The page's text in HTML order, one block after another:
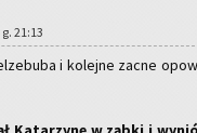
21:13
i ko­lej­ne zacne